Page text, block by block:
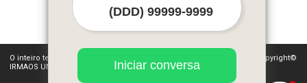
O inteiro teor deste site está sujeito à proteção de direitos autorais. Copyright©
IRMAOS UNGAR LTDA (Lei 9610 de 19/02/1998)
Iniciar conversa